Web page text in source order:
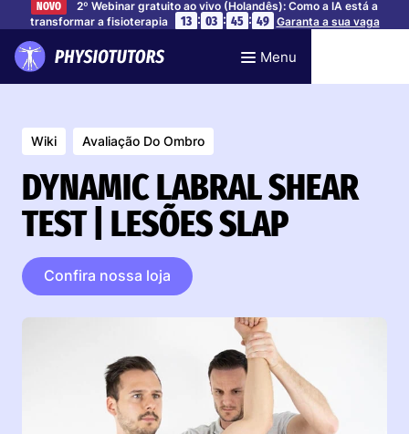
NOVO
2º Webinar gratuito ao vivo (Holandês): Como a IA está a
transformar a fisioterapia
13 : 03 : 45 : 48 Garanta a sua vaga
Menu
Wiki Avaliação Do Ombro
DYNAMIC LABRAL SHEAR
TEST | LESÕES SLAP
Confira nossa loja